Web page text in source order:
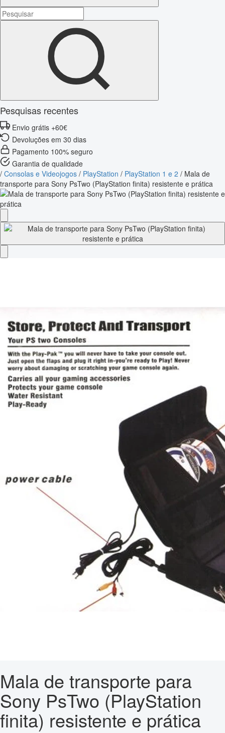
Pesquisas recentes
Envio grátis +60€
Devoluções em 30 dias
Pagamento 100% seguro
Garantia de qualidade
/ Consolas e Videojogos / PlayStation / PlayStation 1 e 2 / Mala de
transporte para Sony PsTwo (PlayStation finita) resistente e prática
Mala de transporte para
Sony PsTwo (PlayStation
finita) resistente e prática